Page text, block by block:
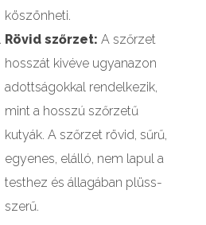
köszönheti.
Rövid szőrzet: A szőrzet
hosszát kivéve ugyanazon
adottságokkal rendelkezik,
mint a hosszú szőrzetű
kutyák. A szőrzet rövid, sűrű,
egyenes, elálló, nem lapul a
testhez és állagában plüss-
szerű.